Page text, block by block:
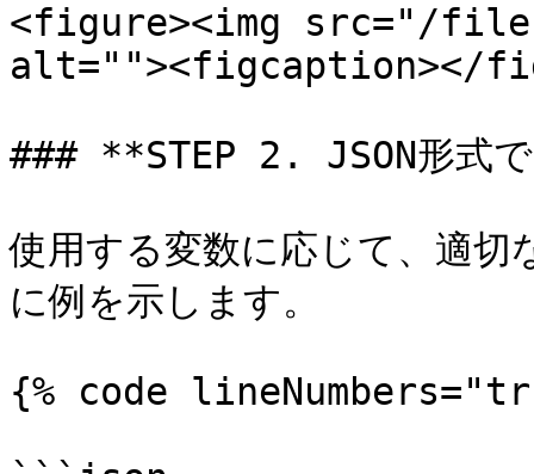
<figure><img src="/files/
alt=""><figcaption></
### **STEP 2. JSON形式
使用する変数に応じて、適
に例を示します。
{% code